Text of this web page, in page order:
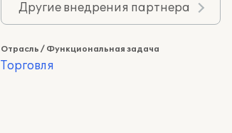
Другие внедрения партнера
Отрасль / Функциональная задача
Торговля